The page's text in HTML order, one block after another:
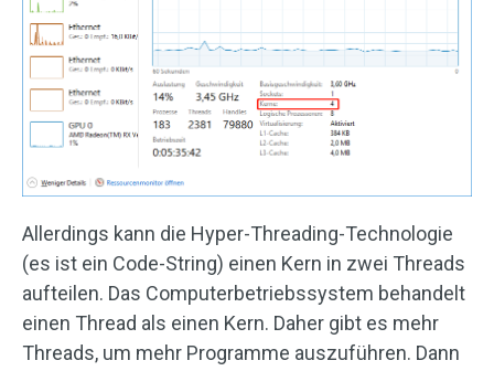
Allerdings kann die Hyper-Threading-Technologie
(es ist ein Code-String) einen Kern in zwei Threads
aufteilen. Das Computerbetriebssystem behandelt
einen Thread als einen Kern. Daher gibt es mehr
Threads, um mehr Programme auszuführen. Dann